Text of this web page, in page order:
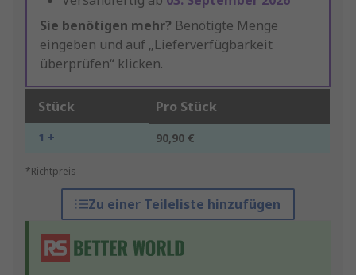
Sie benötigen mehr? Benötigte Menge
eingeben und auf „Lieferverfügbarkeit
überprüfen“ klicken.
Stück Pro Stück
1 + 90,90 €
*Richtpreis
Zu einer Teileliste hinzufügen